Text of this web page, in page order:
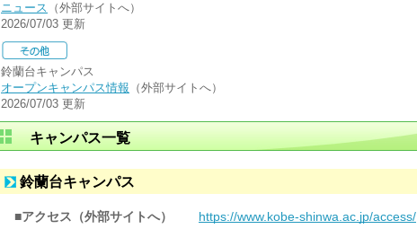
ニュース （外部サイトへ）
2026/07/03 更新
鈴蘭台キャンパス
オープンキャンパス情報 （外部サイトへ）
2026/07/03 更新
キャンパス一覧
鈴蘭台キャンパス
■アクセス（外部サイトへ） https://www.kobe-shinwa.ac.jp/access/